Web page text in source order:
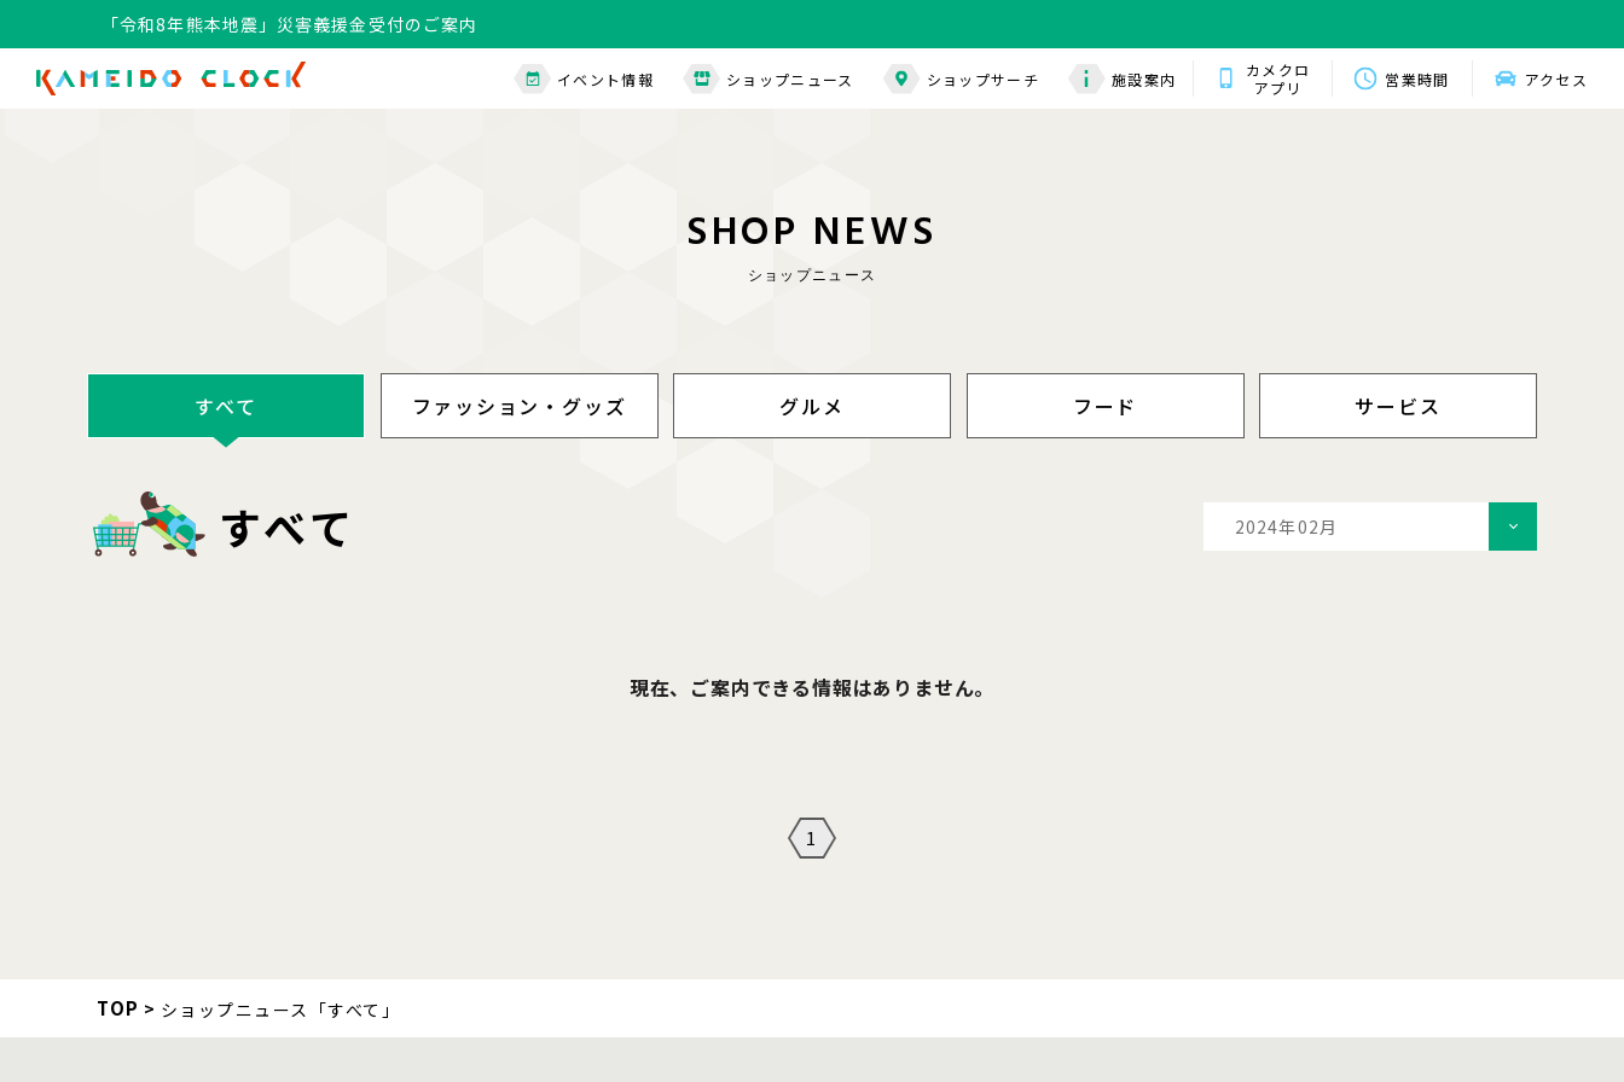
「令和8年熊本地震」災害義援金受付のご案内
イベント情報 ショップニュース ショップサーチ 施設案内
カメクロ
アプリ
営業時間 アクセス
SHOP NEWS
ショップニュース
すべて ファッション・グッズ グルメ フード サービス
2024年02月
すべて
現在、ご案内できる情報はありません。
1
TOP ショップニュース「すべて」